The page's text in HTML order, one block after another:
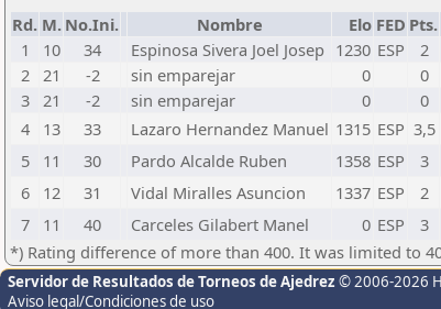
Rd. M. No.Ini. Nombre Elo FED Pts.
1
10 34 Espinosa Sivera Joel Josep 1230 ESP 2
2 21 -2 sin emparejar 0 0
3 21 -2 sin emparejar 0 0
4
13 33 Lazaro Hernandez Manuel 1315 ESP 3,5
5
11 30 Pardo Alcalde Ruben 1358 ESP 3
6
12 31 Vidal Miralles Asuncion 1337 ESP 2
7
11 40 Carceles Gilabert Manel 0 ESP 3
*) Rating difference of more than 400. It was limited to
Servidor de Resultados de Torneos de Ajedrez © 2006-2026
Aviso legal/Condiciones de uso